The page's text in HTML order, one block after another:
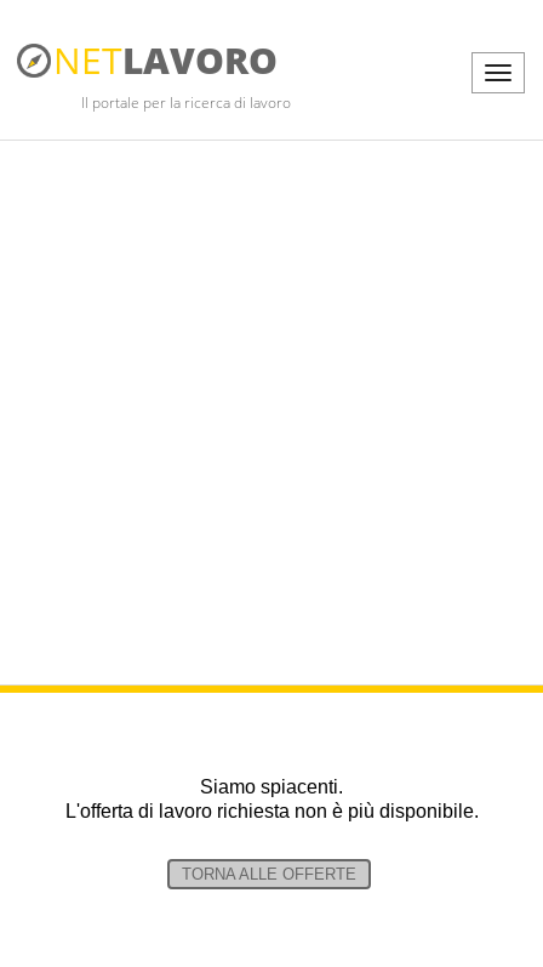
NETLAVORO
Il portale per la ricerca di lavoro
Siamo spiacenti.
L'offerta di lavoro richiesta non è più disponibile.
TORNA ALLE OFFERTE